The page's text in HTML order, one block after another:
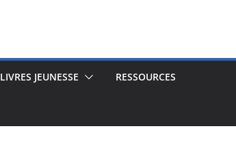
LIVRES JEUNESSE RESSOURCES